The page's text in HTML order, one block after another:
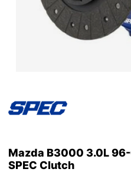
Mazda B3000 3.0L
SPEC Clutch